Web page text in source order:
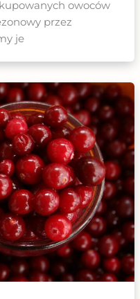
owoców
przez
je